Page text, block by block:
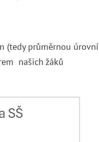
(tedy průměrnou úrovní
našich žáků